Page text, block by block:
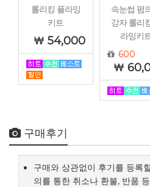
롤리킹 플라잉
키트
54,000
속눈썹 펌
강자 롤리
라잉키
600
구매후기
구매와 상관없이 후기를 등록
의를 통한 취소나 환불, 반품